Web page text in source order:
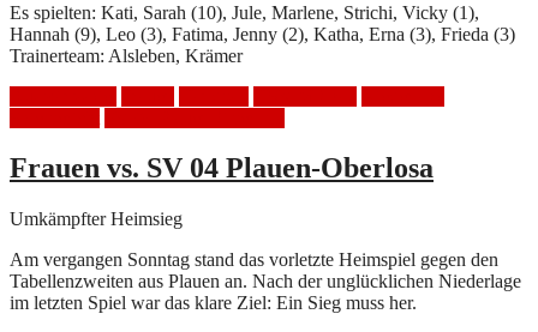
Es spielten: Kati, Sarah (10), Jule, Marlene, Strichi, Vicky (1),
Hannah (9), Leo (3), Fatima, Jenny (2), Katha, Erna (3), Frieda (3)
Trainerteam: Alsleben, Krämer
Frauen vs. SV 04 Plauen-Oberlosa
Umkämpfter Heimsieg
Am vergangen Sonntag stand das vorletzte Heimspiel gegen den
Tabellenzweiten aus Plauen an. Nach der unglücklichen Niederlage
im letzten Spiel war das klare Ziel: Ein Sieg muss her.